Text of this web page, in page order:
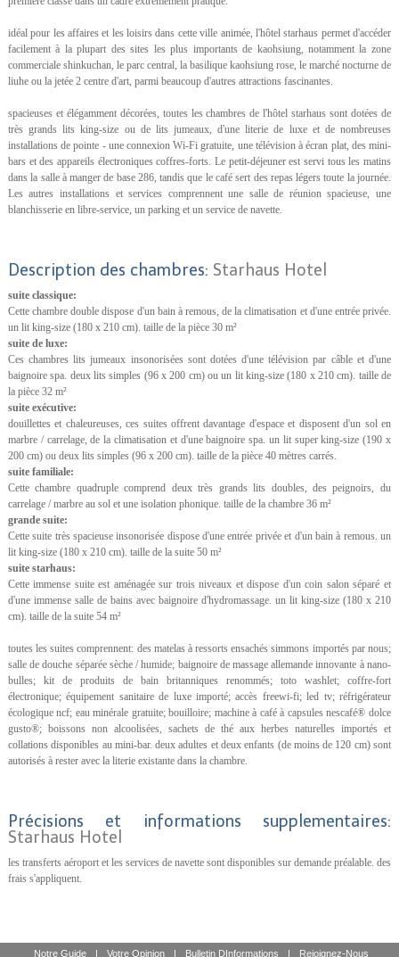
idéal pour les affaires et les loisirs dans cette ville animée, l'hôtel starhaus permet d'accéder
facilement à la plupart des sites les plus importants de kaohsiung, notamment la zone
commerciale shinkuchan, le parc central, la basilique kaohsiung rose, le marché nocturne de
liuhe ou la jetée 2 centre d'art, parmi beaucoup d'autres attractions fascinantes.
spacieuses et élégamment décorées, toutes les chambres de l'hôtel starhaus sont dotées de
très grands lits king-size ou de lits jumeaux, d'une literie de luxe et de nombreuses
installations de pointe - une connexion Wi-Fi gratuite, une télévision à écran plat, des mini-
bars et des appareils électroniques coffres-forts. Le petit-déjeuner est servi tous les matins
dans la salle à manger de base 286, tandis que le café sert des repas légers toute la journée.
Les autres installations et services comprennent une salle de réunion spacieuse, une
blanchisserie en libre-service, un parking et un service de navette.
Description des chambres: Starhaus Hotel
suite classique:
Cette chambre double dispose d'un bain à remous, de la climatisation et d'une entrée privée.
un lit king-size (180 x 210 cm). taille de la pièce 30 m²
suite de luxe:
Ces chambres lits jumeaux insonorisées sont dotées d'une télévision par câble et d'une
baignoire spa. deux lits simples (96 x 200 cm) ou un lit king-size (180 x 210 cm). taille de
la pièce 32 m²
suite exécutive:
douillettes et chaleureuses, ces suites offrent davantage d'espace et disposent d'un sol en
marbre / carrelage, de la climatisation et d'une baignoire spa. un lit super king-size (190 x
200 cm) ou deux lits simples (96 x 200 cm). taille de la pièce 40 mètres carrés.
suite familiale:
Cette chambre quadruple comprend deux très grands lits doubles, des peignoirs, du
carrelage / marbre au sol et une isolation phonique. taille de la chambre 36 m²
grande suite:
Cette suite très spacieuse insonorisée dispose d'une entrée privée et d'un bain à remous. un
lit king-size (180 x 210 cm). taille de la suite 50 m²
suite starhaus:
Cette immense suite est aménagée sur trois niveaux et dispose d'un coin salon séparé et
d'une immense salle de bains avec baignoire d'hydromassage. un lit king-size (180 x 210
cm). taille de la suite 54 m²
toutes les suites comprennent: des matelas à ressorts ensachés simmons importés par nous;
salle de douche séparée sèche / humide; baignoire de massage allemande innovante à nano-
bulles; kit de produits de bain britanniques renommés; toto washlet; coffre-fort
électronique; équipement sanitaire de luxe importé; accès freewi-fi; led tv; réfrigérateur
écologique ncf; eau minérale gratuite; bouilloire; machine à café à capsules nescafé® dolce
gusto®; boissons non alcoolisées, sachets de thé aux herbes naturelles importés et
collations disponibles au mini-bar. deux adultes et deux enfants (de moins de 120 cm) sont
autorisés à rester avec la literie existante dans la chambre.
Précisions et informations supplementaires:
Starhaus Hotel
les transferts aéroport et les services de navette sont disponibles sur demande préalable. des
frais s'appliquent.
Notre Guide | Votre Opinion | Bulletin DInformations | Rejoignez-Nous